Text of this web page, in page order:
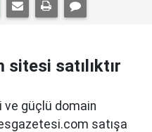
satılıktır
ve güçlü domain
satışa